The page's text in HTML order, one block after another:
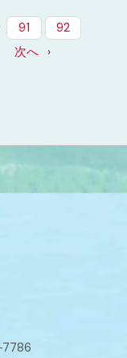
91
92
次へ